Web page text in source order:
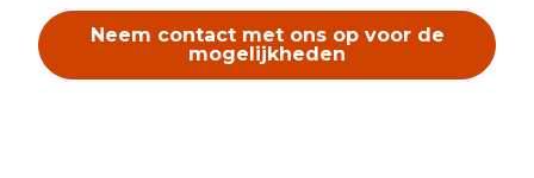
Neem contact met ons op voor de
mogelijkheden